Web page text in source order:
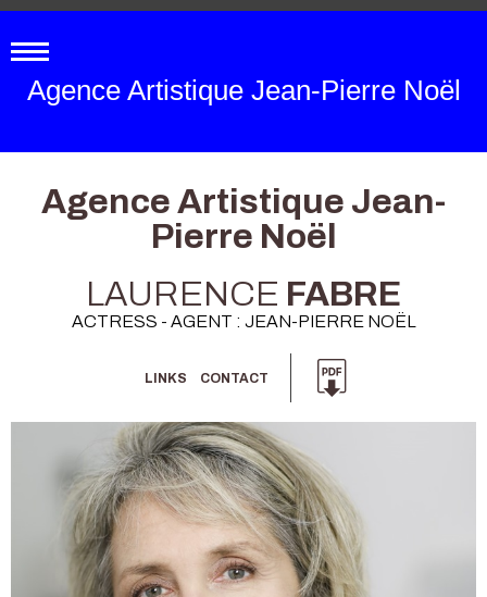
Agence Artistique Jean-Pierre Noël
Agence Artistique Jean-
Pierre Noël
LAURENCE FABRE
ACTRESS - AGENT : JEAN-PIERRE NOËL
LINKS CONTACT